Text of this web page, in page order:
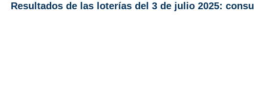
Resultados de las loterías del 3 de julio 2025: